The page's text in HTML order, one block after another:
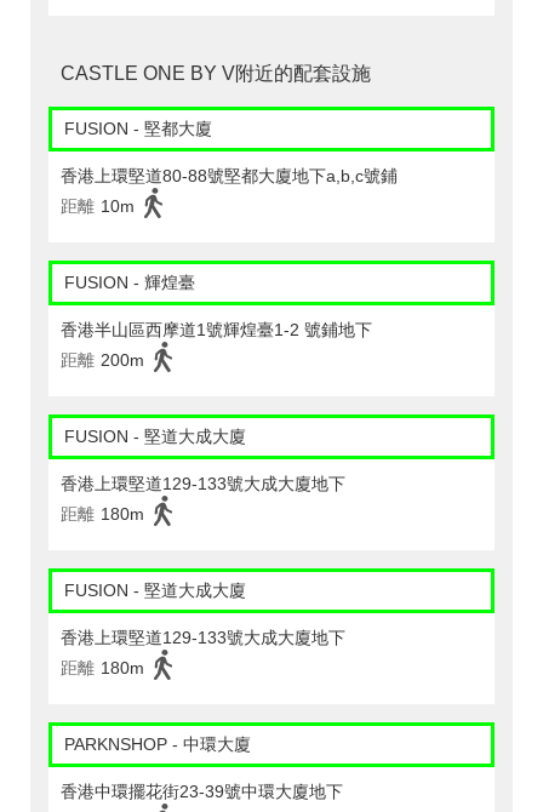
CASTLE ONE BY V附近的配套設施
FUSION - 堅都大廈
香港上環堅道80-88號堅都大廈地下a,b,c號鋪
距離 10m
FUSION - 輝煌臺
香港半山區西摩道1號輝煌臺1-2 號鋪地下
距離 200m
FUSION - 堅道大成大廈
香港上環堅道129-133號大成大廈地下
距離 180m
FUSION - 堅道大成大廈
香港上環堅道129-133號大成大廈地下
距離 180m
PARKNSHOP - 中環大廈
香港中環擺花街23-39號中環大廈地下